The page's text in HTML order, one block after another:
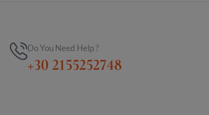
Do You Need Help ?
+30 2155252748